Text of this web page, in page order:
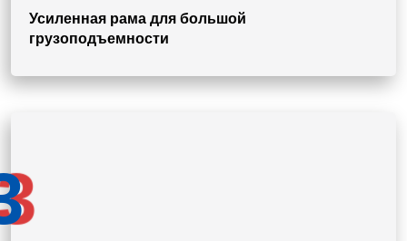
Усиленная рама для большой
грузоподъемности